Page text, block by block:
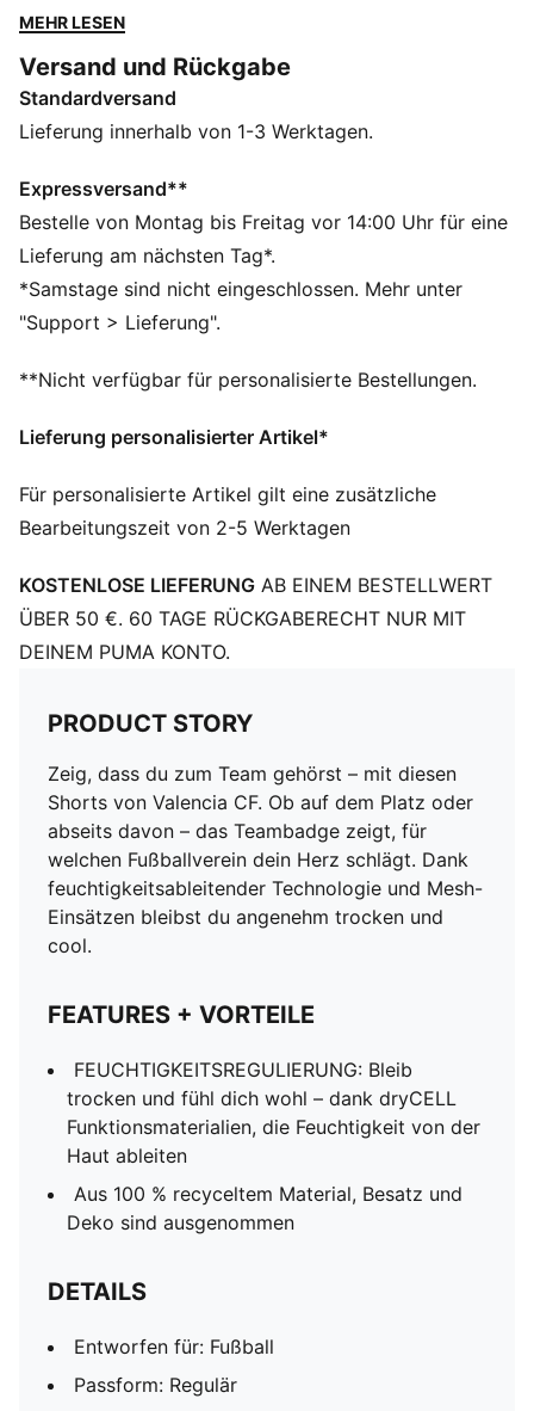
Herz schlägt. Dank feuchtigkeitsableitender
trocken und cool.
FEATURES + VORTEILE
FEUCHTIGKEITSREGULIERUNG: Bleib trocken und fühl
Feuchtigkeit von der Haut ableiten
Aus 100 % recyceltem Material, Besatz und Deko sind
ausgenommen
DETAILS
Entworfen für: Fußball
Passform: Regulär
Elastischer Bund mit innenliegendem Tunnelzug
Bundhöhe: Mittel
Charakteristische Branding-Details von Valencia CF
und PUMA
MEHR LESEN
Versand und Rückgabe
Standardversand
Lieferung innerhalb von 1-3 Werktagen.
Expressversand**
Bestelle von Montag bis Freitag vor 14:00 Uhr für eine
Lieferung am nächsten Tag*.
*Samstage sind nicht eingeschlossen. Mehr unter
"Support > Lieferung".
**Nicht verfügbar für personalisierte Bestellungen.
Lieferung personalisierter Artikel*
Für personalisierte Artikel gilt eine zusätzliche
Bearbeitungszeit von 2-5 Werktagen
KOSTENLOSE LIEFERUNG AB EINEM BESTELLWERT
ÜBER 50 €. 60 TAGE RÜCKGABERECHT NUR MIT
DEINEM PUMA KONTO.
PRODUCT STORY
Zeig, dass du zum Team gehörst – mit diesen
Shorts von Valencia CF. Ob auf dem Platz oder
abseits davon – das Teambadge zeigt, für
welchen Fußballverein dein Herz schlägt. Dank
feuchtigkeitsableitender Technologie und Mesh-
Einsätzen bleibst du angenehm trocken und
cool.
FEATURES + VORTEILE
FEUCHTIGKEITSREGULIERUNG: Bleib
trocken und fühl dich wohl – dank dryCELL
Funktionsmaterialien, die Feuchtigkeit von der
Haut ableiten
Aus 100 % recyceltem Material, Besatz und
Deko sind ausgenommen
DETAILS
Entworfen für: Fußball
Passform: Regulär